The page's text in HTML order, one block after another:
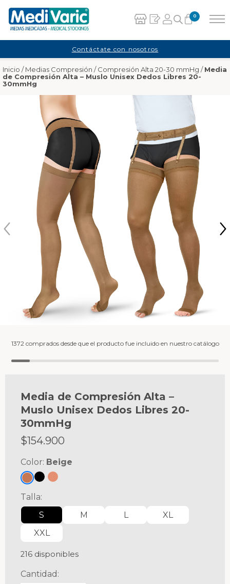
0
Carrito
No hay productos en el carrito.
Contáctate con nosotros
Inicio /Medias Compresión /Compresión Alta 20-30 mmHg /Media
de Compresión Alta – Muslo Unisex Dedos Libres 20-
30mmHg
1372 comprados desde que el producto fue incluido en nuestro catálogo
Media de Compresión Alta –
Muslo Unisex Dedos Libres 20-
30mmHg
$154.900
Color: Beige
Talla:
S
M L
XL
XXL
216 disponibles
Cantidad: